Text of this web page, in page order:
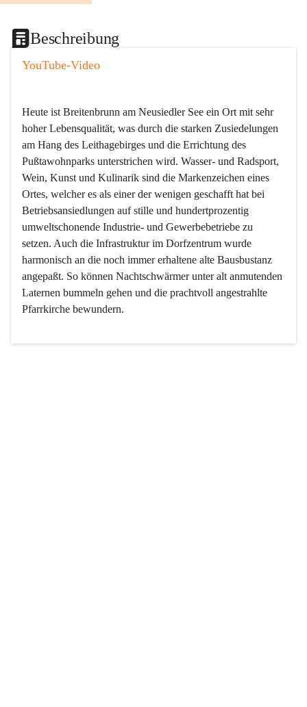
Beschreibung
YouTube-Video
Heute ist Breitenbrunn am Neusiedler See ein Ort mit sehr
hoher Lebensqualität, was durch die starken Zusiedelungen
am Hang des Leithagebirges und die Errichtung des
Pußtawohnparks unterstrichen wird. Wasser- und Radsport,
Wein, Kunst und Kulinarik sind die Markenzeichen eines
Ortes, welcher es als einer der wenigen geschafft hat bei
Betriebsansiedlungen auf stille und hundertprozentig
umweltschonende Industrie- und Gewerbebetriebe zu
setzen. Auch die Infrastruktur im Dorfzentrum wurde
harmonisch an die noch immer erhaltene alte Bausbustanz
angepaßt. So können Nachtschwärmer unter alt anmutenden
Laternen bummeln gehen und die prachtvoll angestrahlte
Pfarrkirche bewundern.
Der Weinbau dominert heute nicht mehr, ist aber integrativer